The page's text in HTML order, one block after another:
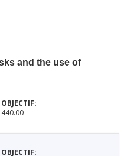
and the use of
440.00